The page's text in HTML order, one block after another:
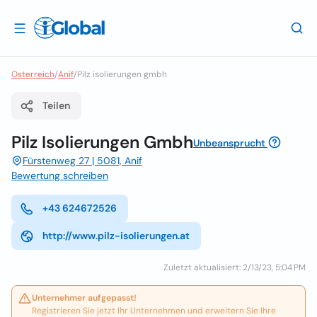
Osterreich/Anif/Pilz isolierungen gmbh
Teilen
Pilz Isolierungen GmbhUnbeansprucht
Fürstenweg 27 | 5081, Anif
Bewertung schreiben
+43 624672526
http://www.pilz-isolierungen.at
Zuletzt aktualisiert: 2/13/23, 5:04 PM
Unternehmer aufgepasst!
Registrieren Sie jetzt Ihr Unternehmen und erweitern Sie Ihre